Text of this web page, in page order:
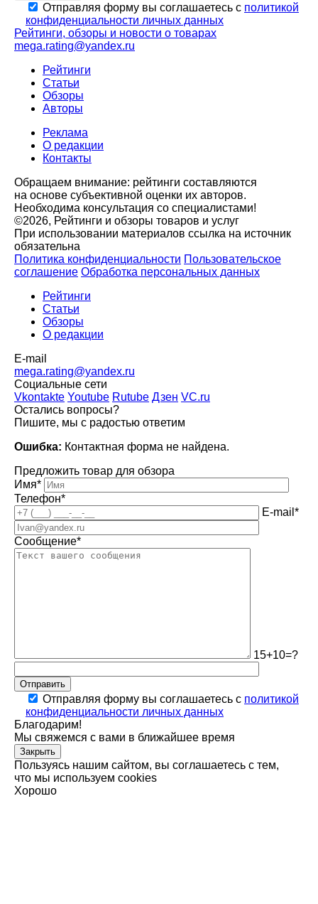
Отправляя форму вы соглашаетесь с политикой
конфиденциальности личных данных
Рейтинги, обзоры и новости о товарах
mega.rating@yandex.ru
Рейтинги
Статьи
Обзоры
Авторы
Реклама
О редакции
Контакты
Обращаем внимание: рейтинги составляются
на основе субъективной оценки их авторов.
Необходима консультация со специалистами!
©2026, Рейтинги и обзоры товаров и услуг
При использовании материалов ссылка на источник
обязательна
Политика конфиденциальности Пользовательское
соглашение Обработка персональных данных
Рейтинги
Статьи
Обзоры
О редакции
E-mail
mega.rating@yandex.ru
Социальные сети
Vkontakte Youtube Rutube Дзен VC.ru
Остались вопросы?
Пишите, мы с радостью ответим
Ошибка: Контактная форма не найдена.
Предложить товар для обзора
Имя*
Телефон*
E-mail*
Сообщение*
15+10=?
Отправить
Отправляя форму вы соглашаетесь с политикой
конфиденциальности личных данных
Благодарим!
Мы свяжемся с вами в ближайшее время
Закрыть
Пользуясь нашим сайтом, вы соглашаетесь с тем,
что мы используем cookies
Хорошо